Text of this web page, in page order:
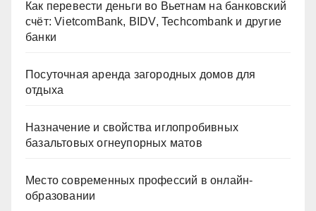
Как перевести деньги во Вьетнам на банковский
счёт: VietcomBank, BIDV, Techcombank и другие
банки
Посуточная аренда загородных домов для
отдыха
Назначение и свойства иглопробивных
базальтовых огнеупорных матов
Место современных профессий в онлайн-
образовании